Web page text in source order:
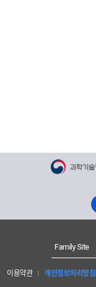
이용약관 개인정보처리방침
Family Site